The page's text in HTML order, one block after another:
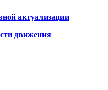
актуализации
движения